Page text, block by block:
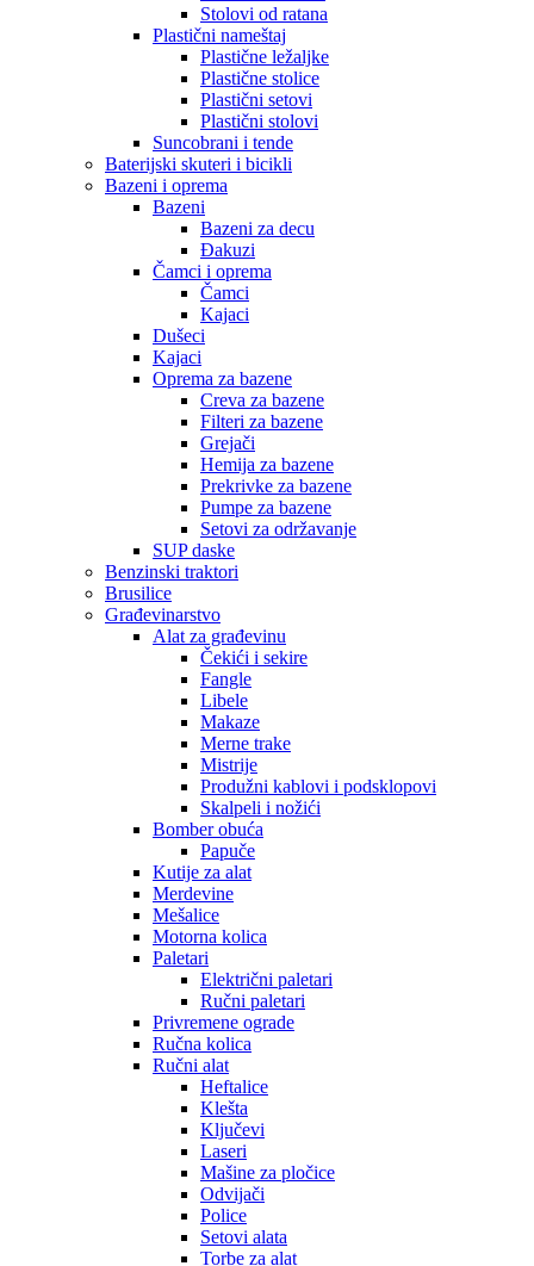
Stolovi od ratana
Plastični nameštaj
Plastične ležaljke
Plastične stolice
Plastični setovi
Plastični stolovi
Suncobrani i tende
Baterijski skuteri i bicikli
Bazeni i oprema
Bazeni
Bazeni za decu
Đakuzi
Čamci i oprema
Čamci
Kajaci
Dušeci
Kajaci
Oprema za bazene
Creva za bazene
Filteri za bazene
Grejači
Hemija za bazene
Prekrivke za bazene
Pumpe za bazene
Setovi za održavanje
SUP daske
Benzinski traktori
Brusilice
Građevinarstvo
Alat za građevinu
Čekići i sekire
Fangle
Libele
Makaze
Merne trake
Mistrije
Produžni kablovi i podsklopovi
Skalpeli i nožići
Bomber obuća
Papuče
Kutije za alat
Merdevine
Mešalice
Motorna kolica
Paletari
Električni paletari
Ručni paletari
Privremene ograde
Ručna kolica
Ručni alat
Heftalice
Klešta
Ključevi
Laseri
Mašine za pločice
Odvijači
Police
Setovi alata
Torbe za alat